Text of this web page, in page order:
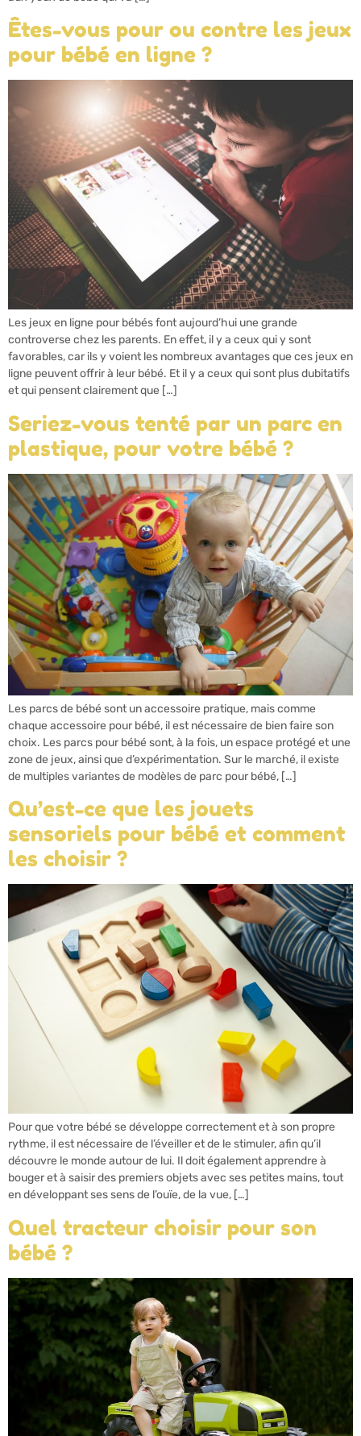
Êtes-vous pour ou contre les jeux
pour bébé en ligne ?
Les jeux en ligne pour bébés font aujourd’hui une grande
controverse chez les parents. En effet, il y a ceux qui y sont
favorables, car ils y voient les nombreux avantages que ces jeux en
ligne peuvent offrir à leur bébé. Et il y a ceux qui sont plus dubitatifs
et qui pensent clairement que […]
Seriez-vous tenté par un parc en
plastique, pour votre bébé ?
Les parcs de bébé sont un accessoire pratique, mais comme
chaque accessoire pour bébé, il est nécessaire de bien faire son
choix. Les parcs pour bébé sont, à la fois, un espace protégé et une
zone de jeux, ainsi que d’expérimentation. Sur le marché, il existe
de multiples variantes de modèles de parc pour bébé, […]
Qu’est-ce que les jouets
sensoriels pour bébé et comment
les choisir ?
Pour que votre bébé se développe correctement et à son propre
rythme, il est nécessaire de l’éveiller et de le stimuler, afin qu’il
découvre le monde autour de lui. Il doit également apprendre à
bouger et à saisir des premiers objets avec ses petites mains, tout
en développant ses sens de l’ouïe, de la vue, […]
Quel tracteur choisir pour son
bébé ?